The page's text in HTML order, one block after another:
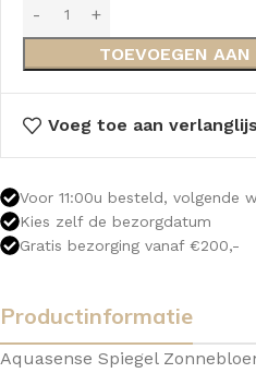
TOEVOEGEN
Voeg toe aan
Voor 11:00u besteld, volgende
Kies zelf de bezorgdatum
Gratis bezorging vanaf €200,-
Productinformatie
Aquasense Spiegel